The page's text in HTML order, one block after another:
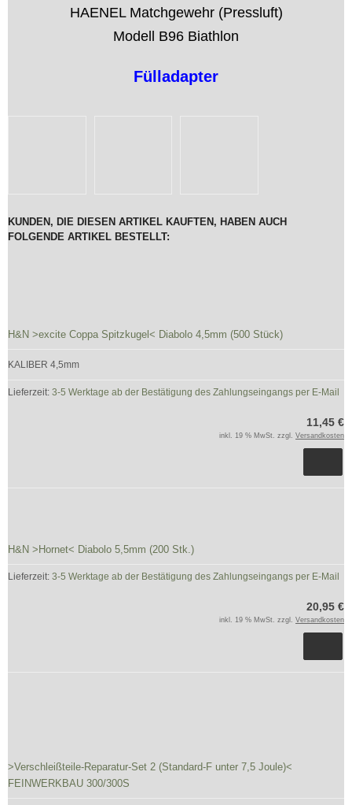
HAENEL Matchgewehr (Pressluft)
Modell B96 Biathlon
Fülladapter
KUNDEN, DIE DIESEN ARTIKEL KAUFTEN, HABEN AUCH
FOLGENDE ARTIKEL BESTELLT:
H&N >excite Coppa Spitzkugel< Diabolo 4,5mm (500 Stück)
KALIBER 4,5mm
Lieferzeit: 3-5 Werktage ab der Bestätigung des Zahlungseingangs per E-Mail
11,45 €
inkl. 19 % MwSt. zzgl. Versandkosten
H&N >Hornet< Diabolo 5,5mm (200 Stk.)
Lieferzeit: 3-5 Werktage ab der Bestätigung des Zahlungseingangs per E-Mail
20,95 €
inkl. 19 % MwSt. zzgl. Versandkosten
>Verschleißteile-Reparatur-Set 2 (Standard-F unter 7,5 Joule)<
FEINWERKBAU 300/300S